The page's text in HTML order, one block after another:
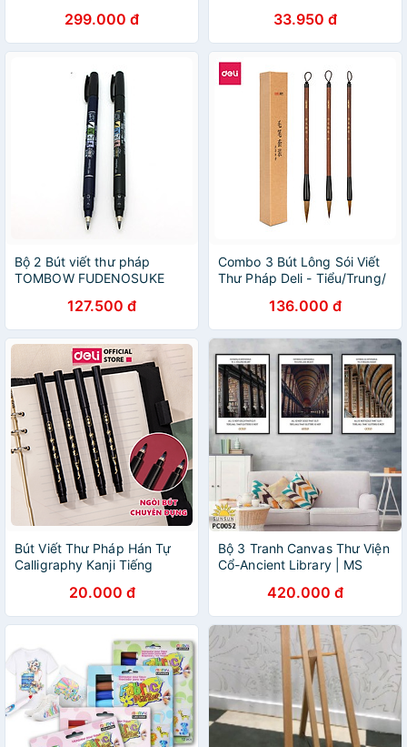
299.000 đ
thiết kế chuyên dụng
33.950 đ
Bộ 2 Bút viết thư pháp
TOMBOW FUDENOSUKE
Lettering ( Đầu brush mềm
và đầu brush cứng)
127.500 đ
Combo 3 Bút Lông Sói Viết
Thư Pháp Deli - Tiểu/Trung/
Thủy Mặc Cho Người Mới,
Chuyên Nghiệp
136.000 đ
Bút Viết Thư Pháp Hán Tự
Calligraphy Kanji Tiếng
Nhiều Kích Cỡ Deli - Brush
Pen Phù Hợp Luyện Chữ Nét
Trang Trí Sổ Có Thể Thêm
Mực - 75514 75515 75516
20.000 đ
Bộ 3 Tranh Canvas Thư Viện
Cổ-Ancient Library | MS
420.000 đ